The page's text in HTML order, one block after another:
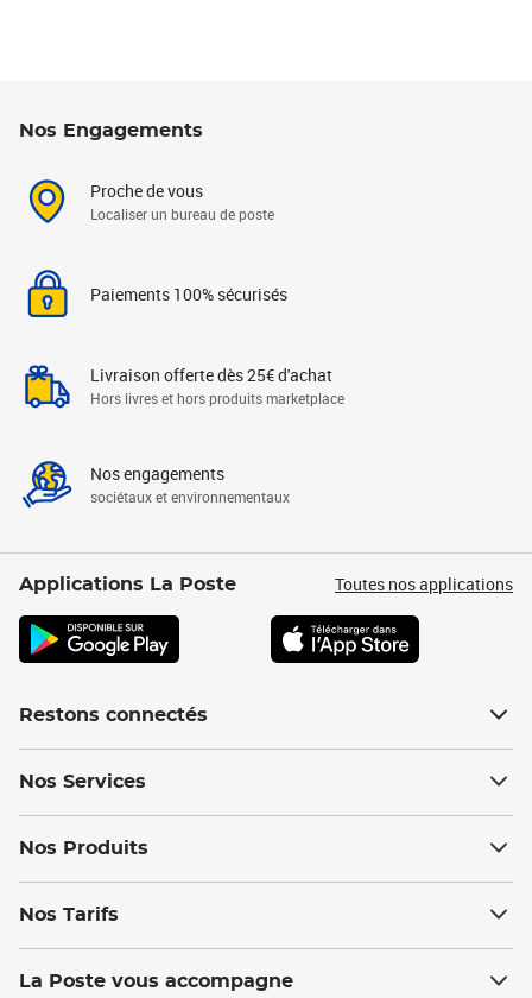
Nos Engagements
Proche de vous
Localiser un bureau de poste
Paiements 100% sécurisés
Livraison offerte dès 25€ d'achat
Hors livres et hors produits marketplace
Nos engagements
sociétaux et environnementaux
Applications La Poste Toutes nos applications
Restons connectés
Nos Services
Nos Produits
Nos Tarifs
La Poste vous accompagne